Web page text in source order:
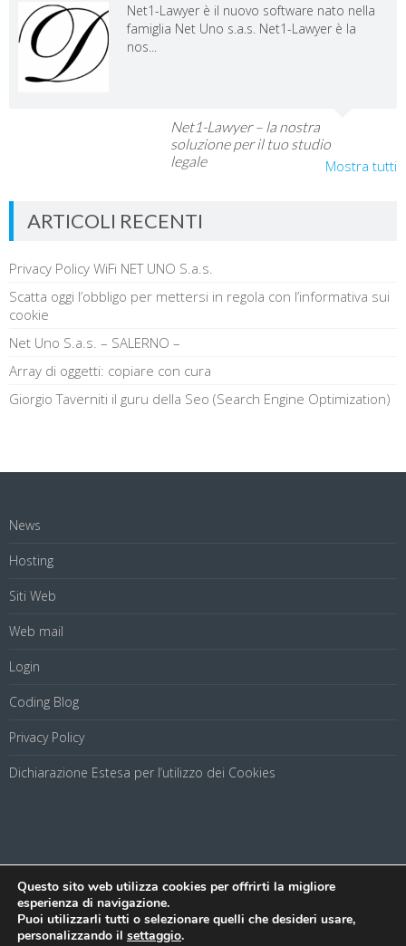
Net1-Lawyer è il nuovo software nato nella
famiglia Net Uno s.a.s. Net1-Lawyer è la
nos...
Net1-Lawyer – la nostra
soluzione per il tuo studio
legale
Mostra tutti
ARTICOLI RECENTI
Privacy Policy WiFi NET UNO S.a.s.
Scatta oggi l’obbligo per mettersi in regola con l’informativa sui
cookie
Net Uno S.a.s. – SALERNO –
Array di oggetti: copiare con cura
Giorgio Taverniti il guru della Seo (Search Engine Optimization)
News
Hosting
Siti Web
Web mail
Login
Coding Blog
Privacy Policy
Dichiarazione Estesa per l’utilizzo dei Cookies
Net Uno s.a.s. di Virtuoso Francesco & C.© 2016 | Via Pietro Del
Pezzo, 53, 84128 Salerno PIVA 04223350655 - Tel. 089 9358
Questo sito web utilizza cookies per offrirti la migliore
esperienza di navigazione.
Puoi utilizzarli tutti o selezionare quelli che desideri usare,
personalizzando il settaggio.